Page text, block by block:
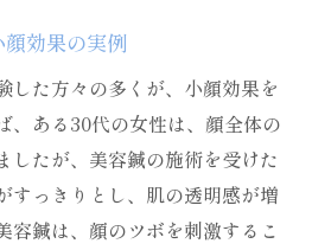
効果の実例
した方々の多くが、小顔効果を
、ある30代の女性は、顔全体の
したが、美容鍼の施術を受けた
すっきりとし、肌の透明感が増
容鍼は、顔のツボを刺激するこ